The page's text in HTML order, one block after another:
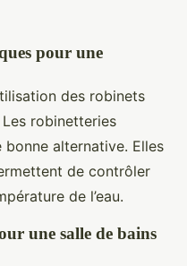
pour une
des robinets
robinetteries
alternative. Elles
de contrôler
de l’eau.
une salle de bains